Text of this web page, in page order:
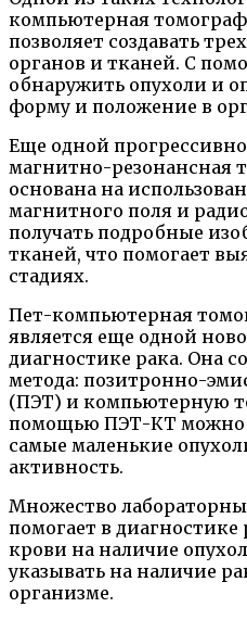
компьютерная
позволяет создавать
органов и тканей. С
обнаружить опухоли и
форму и положение в
Еще одной
магнитно-резонансная
основана на
магнитного поля и
получать подробные
тканей, что помогает
стадиях.
Пет-компьютерная
является еще одной
диагностике рака. Она
метода: позитронно-
(ПЭТ) и компьютерную
помощью ПЭТ-КТ можно
самые маленькие
активность.
Множество
помогает в
крови на наличие
указывать на наличие
организме.